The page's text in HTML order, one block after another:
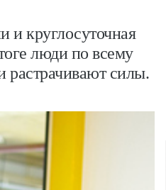
и круглосуточная
люди по всему
растрачивают силы.